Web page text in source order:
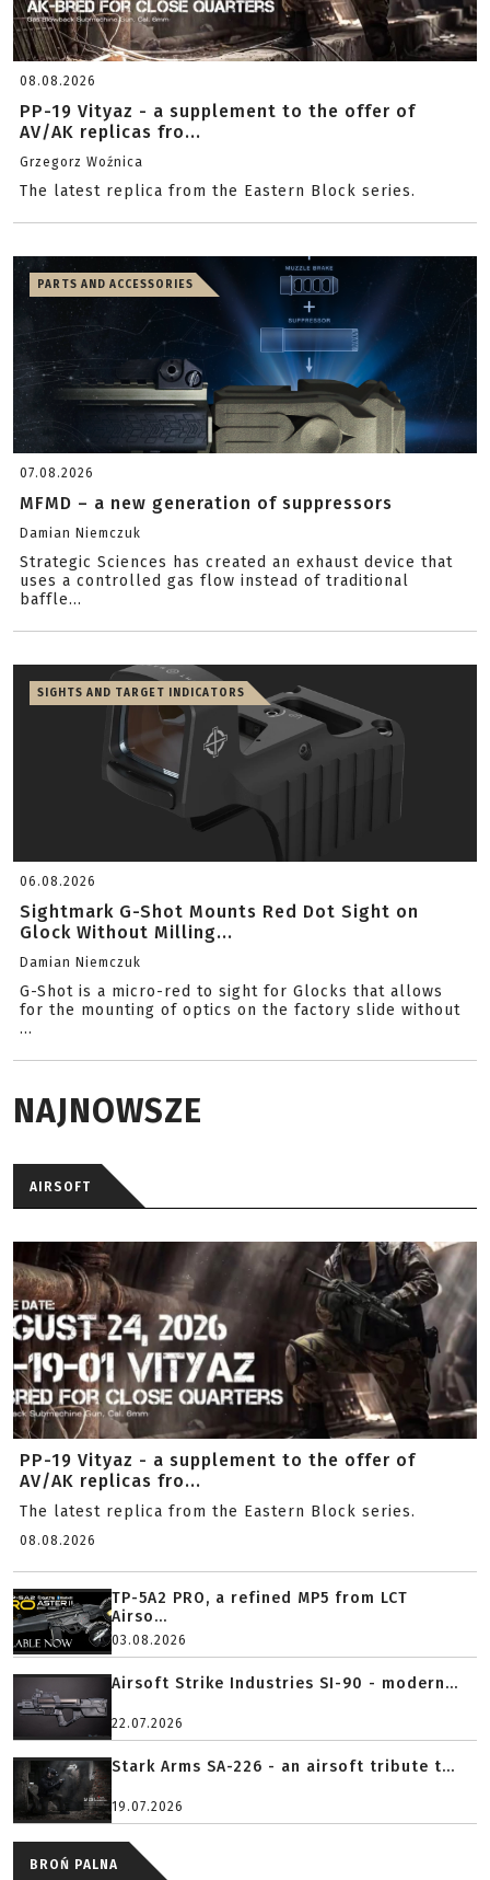
08.08.2026
PP-19 Vityaz - a supplement to the offer of
AV/AK replicas fro...
Grzegorz Woźnica
The latest replica from the Eastern Block series.
PARTS AND ACCESSORIES
07.08.2026
MFMD – a new generation of suppressors
Damian Niemczuk
Strategic Sciences has created an exhaust device that
uses a controlled gas flow instead of traditional
baffle...
SIGHTS AND TARGET INDICATORS
06.08.2026
Sightmark G-Shot Mounts Red Dot Sight on
Glock Without Milling...
Damian Niemczuk
G-Shot is a micro-red to sight for Glocks that allows
for the mounting of optics on the factory slide without
...
NAJNOWSZE
AIRSOFT
PP-19 Vityaz - a supplement to the offer of
AV/AK replicas fro...
The latest replica from the Eastern Block series.
08.08.2026
TP-5A2 PRO, a refined MP5 from LCT
Airso...
03.08.2026
Airsoft Strike Industries SI-90 - modern...
22.07.2026
Stark Arms SA-226 - an airsoft tribute t...
19.07.2026
BROŃ PALNA